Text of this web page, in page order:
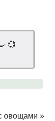
💞
овощами »